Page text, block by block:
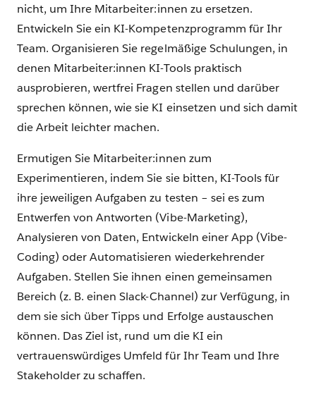
nicht, um Ihre Mitarbeiter:innen zu ersetzen.
Entwickeln Sie ein KI-Kompetenzprogramm für Ihr
Team. Organisieren Sie regelmäßige Schulungen, in
denen Mitarbeiter:innen KI-Tools praktisch
ausprobieren, wertfrei Fragen stellen und darüber
sprechen können, wie sie KI einsetzen und sich damit
die Arbeit leichter machen.
Ermutigen Sie Mitarbeiter:innen zum
Experimentieren, indem Sie sie bitten, KI-Tools für
ihre jeweiligen Aufgaben zu testen – ‌sei es zum
Entwerfen von Antworten (Vibe-Marketing),
Analysieren von Daten, Entwickeln einer App (Vibe-
Coding) oder Automatisieren wiederkehrender
Aufgaben. Stellen Sie ihnen einen gemeinsamen
Bereich (z. B. einen Slack-Channel) zur Verfügung, in
dem sie sich über Tipps und Erfolge austauschen
können. Das Ziel ist, rund um die KI ein
vertrauenswürdiges Umfeld für Ihr Team und Ihre
Stakeholder zu schaffen.